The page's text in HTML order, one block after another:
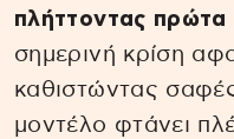
πλήττοντας πρώτα
σημερινή κρίση
καθιστώντας
μοντέλο φτάνει